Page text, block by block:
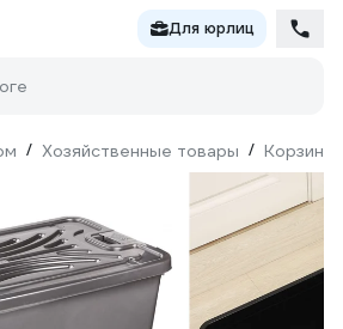
Для юрлиц
/ Хозяйственные товары / Корзины